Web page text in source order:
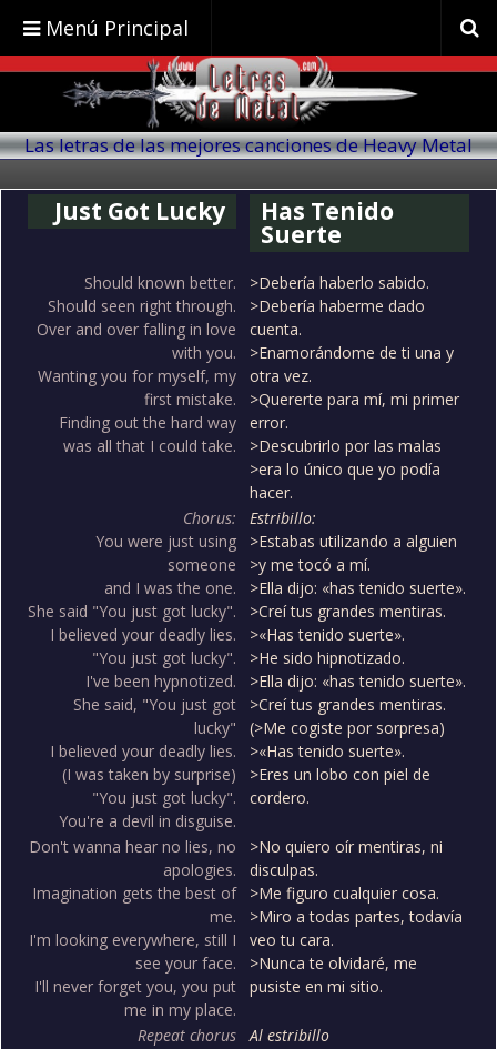
Menú Principal
Las letras de las mejores canciones de Heavy Metal
Just Got Lucky Has Tenido
Suerte
Should known better.
Should seen right through.
Over and over falling in love
with you.
Wanting you for myself, my
first mistake.
Finding out the hard way
was all that I could take.
>Debería haberlo sabido.
>Debería haberme dado
cuenta.
>Enamorándome de ti una y
otra vez.
>Quererte para mí, mi primer
error.
>Descubrirlo por las malas
>era lo único que yo podía
hacer.
Chorus:
You were just using
someone
and I was the one.
She said "You just got lucky".
I believed your deadly lies.
"You just got lucky".
I've been hypnotized.
She said, "You just got
lucky"
I believed your deadly lies.
(I was taken by surprise)
"You just got lucky".
You're a devil in disguise.
Estribillo:
>Estabas utilizando a alguien
>y me tocó a mí.
>Ella dijo: «has tenido suerte».
>Creí tus grandes mentiras.
>«Has tenido suerte».
>He sido hipnotizado.
>Ella dijo: «has tenido suerte».
>Creí tus grandes mentiras.
(>Me cogiste por sorpresa)
>«Has tenido suerte».
>Eres un lobo con piel de
cordero.
Don't wanna hear no lies, no
apologies.
Imagination gets the best of
me.
I'm looking everywhere, still I
see your face.
I'll never forget you, you put
me in my place.
>No quiero oír mentiras, ni
disculpas.
>Me figuro cualquier cosa.
>Miro a todas partes, todavía
veo tu cara.
>Nunca te olvidaré, me
pusiste en mi sitio.
Repeat chorus
Al estribillo